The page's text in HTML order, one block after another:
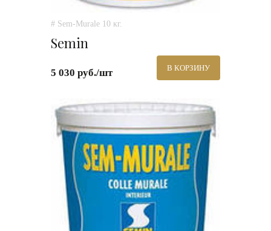
# Sem-Murale 10 кг.
Semin
5 030 руб./шт В КОРЗИНУ